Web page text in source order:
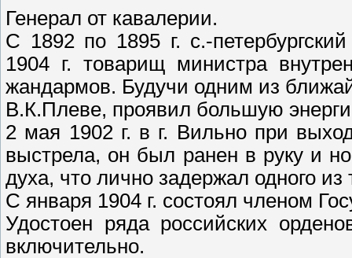
Генерал от кавалерии.
С 1892 по 1895 г. с.-
1904 г. товарищ министра
жандармов. Будучи одним из
В.К.Плеве, проявил большую
2 мая 1902 г. в г. Вильно при
выстрела, он был ранен в руку и
духа, что лично задержал одного из
С января 1904 г. состоял членом
Удостоен ряда российских
включительно.